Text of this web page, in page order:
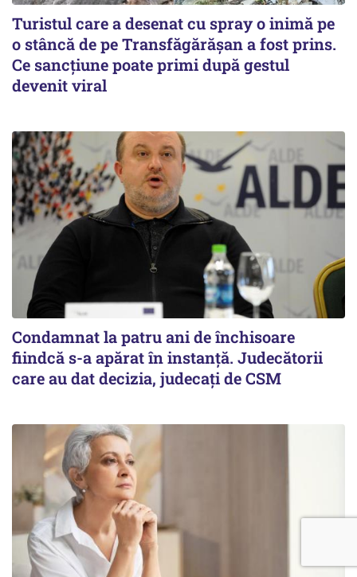
Turistul care a desenat cu spray o inimă pe
o stâncă de pe Transfăgărășan a fost prins.
Ce sancțiune poate primi după gestul
devenit viral
Condamnat la patru ani de închisoare
fiindcă s-a apărat în instanță. Judecătorii
care au dat decizia, judecați de CSM